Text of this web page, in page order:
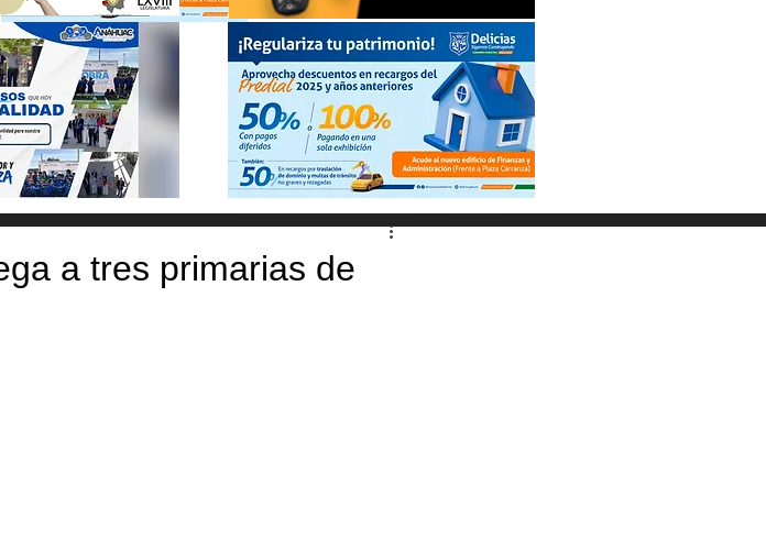
a tres primarias de